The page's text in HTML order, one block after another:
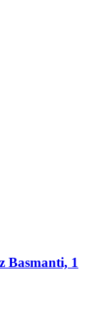
Basmanti, 1